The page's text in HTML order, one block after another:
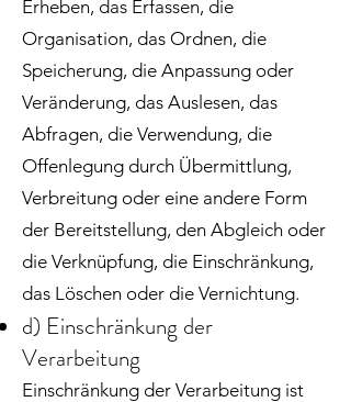
Erheben, das Erfassen, die
Organisation, das Ordnen, die
Speicherung, die Anpassung oder
Veränderung, das Auslesen, das
Abfragen, die Verwendung, die
Offenlegung durch Übermittlung,
Verbreitung oder eine andere Form
der Bereitstellung, den Abgleich oder
die Verknüpfung, die Einschränkung,
das Löschen oder die Vernichtung.
d) Einschränkung der
Verarbeitung
Einschränkung der Verarbeitung ist